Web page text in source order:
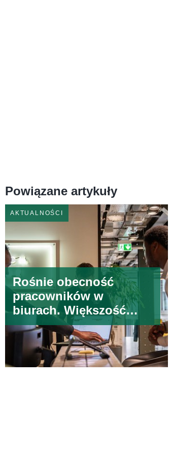
Powiązane artykuły
AKTUALNOŚCI
Rośnie obecność
pracowników w
biurach. Większość
pracuje tak 2-3 dni w
tygodniu